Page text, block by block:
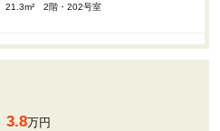
2階・202号室
3.8万円